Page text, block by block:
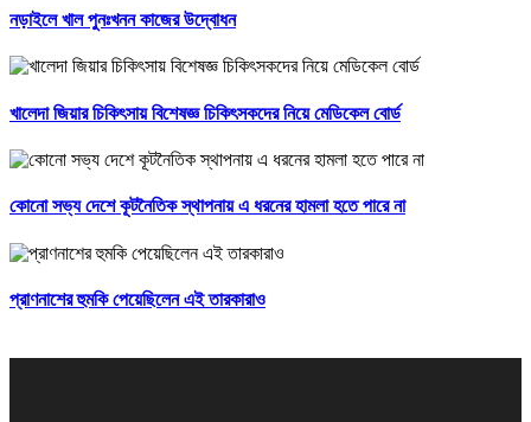
নড়াইলে খাল পুনঃখনন কাজের উদ্বোধন
খালেদা জিয়ার চিকিৎসায় বিশেষজ্ঞ চিকিৎসকদের নিয়ে মেডিকেল বোর্ড
কোনো সভ্য দেশে কূটনৈতিক স্থাপনায় এ ধরনের হামলা হতে পারে না
প্রাণনাশের হুমকি পেয়েছিলেন এই তারকারাও